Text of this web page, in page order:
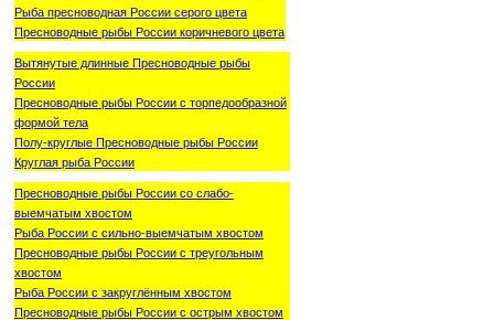
Рыба пресноводная России серого цвета
Пресноводные рыбы России коричневого цвета
Вытянутые длинные Пресноводные рыбы
России
Пресноводные рыбы России с торпедообразной
формой тела
Полу-круглые Пресноводные рыбы России
Круглая рыба России
Пресноводные рыбы России со слабо-
выемчатым хвостом
Рыба России с сильно-выемчатым хвостом
Пресноводные рыбы России с треугольным
хвостом
Рыба России с закруглённым хвостом
Пресноводные рыбы России с острым хвостом